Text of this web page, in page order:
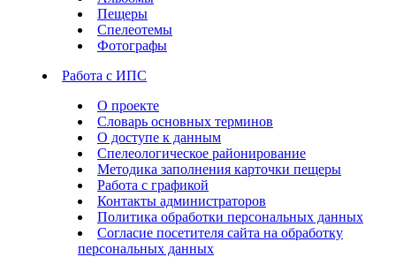
Пещеры
Спелеотемы
Фотографы
Работа с ИПС
О проекте
Словарь основных терминов
О доступе к данным
Спелеологическое районирование
Методика заполнения карточки пещеры
Работа с графикой
Контакты администраторов
Политика обработки персональных данных
Согласие посетителя сайта на обработку
персональных данных